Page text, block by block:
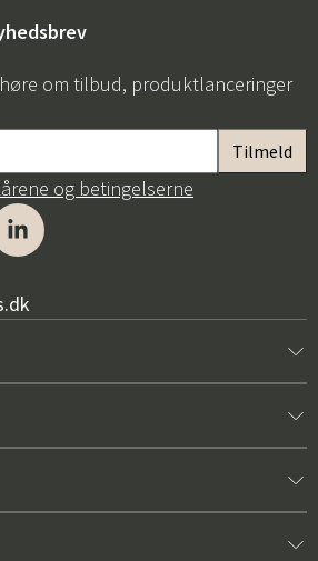
om tilbud, produktlanceringer
og betingelserne